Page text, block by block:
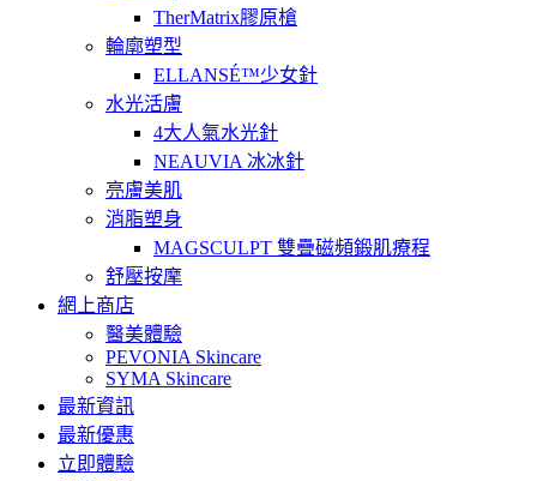
TherMatrix膠原槍
輪廓塑型
ELLANSÉ™少女針
水光活膚
4大人氣水光針
NEAUVIA 冰冰針
亮膚美肌
消脂塑身
MAGSCULPT 雙疊磁頻鍛肌療程
舒壓按摩
網上商店
醫美體驗
PEVONIA Skincare
SYMA Skincare
最新資訊
最新優惠
立即體驗